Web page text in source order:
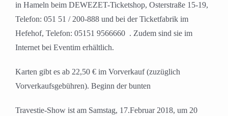
in Hameln beim DEWEZET-Ticketshop, Osterstraße 15-19,
Telefon: 051 51 / 200-888 und bei der Ticketfabrik im
Hefehof, Telefon: 05151 9566660 . Zudem sind sie im
Internet bei Eventim erhältlich.
Karten gibt es ab 22,50 € im Vorverkauf (zuzüglich
Vorverkaufsgebühren). Beginn der bunten
Travestie-Show ist am Samstag, 17.Februar 2018, um 20